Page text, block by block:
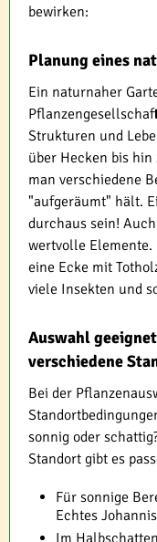
bewirken:
Planung eines
Ein naturnaher
Strukturen und
über Hecken bis
man verschiedene
"aufgeräumt" hält.
durchaus sein!
wertvolle Elemente.
eine Ecke mit
viele Insekten und
Auswahl
verschiedene
Bei der
sonnig oder
Standort gibt es
Für sonnige
Echtes
Im